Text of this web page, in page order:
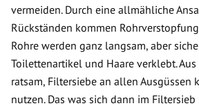
vermeiden. Durch eine allmähliche
Rückständen kommen
Rohre werden ganz langsam, aber
Toilettenartikel und Haare verklebt.
ratsam, Filtersiebe an allen Ausgüssen
nutzen. Das was sich dann im